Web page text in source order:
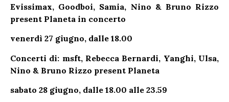
Evissimax, Goodboi, Samia, Nino & Bruno Rizzo
present Planeta in concerto
venerdì 27 giugno, dalle 18.00
Concerti di: msft, Rebecca Bernardi, Yanghi, Ulsa,
Nino & Bruno Rizzo present Planeta
sabato 28 giugno, dalle 18.00 alle 23.59